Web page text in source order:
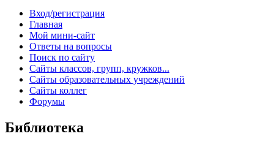
Вход/регистрация
Главная
Мой мини-сайт
Ответы на вопросы
Поиск по сайту
Сайты классов, групп, кружков...
Сайты образовательных учреждений
Сайты коллег
Форумы
Библиотека